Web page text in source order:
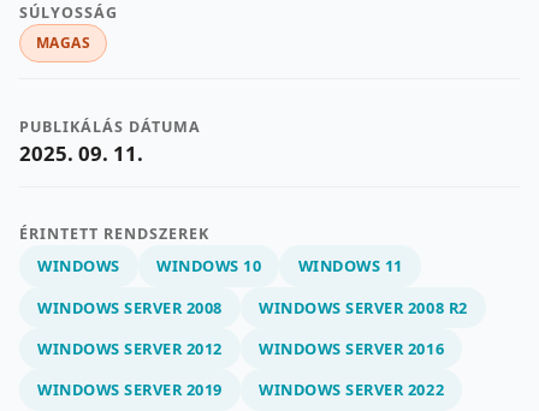
SÚLYOSSÁG
MAGAS
PUBLIKÁLÁS DÁTUMA
2025. 09. 11.
ÉRINTETT RENDSZEREK
WINDOWS WINDOWS 10
WINDOWS 11
WINDOWS SERVER 2008
WINDOWS SERVER 2008 R2
WINDOWS SERVER 2012
WINDOWS SERVER 2016
WINDOWS SERVER 2019
WINDOWS SERVER 2022